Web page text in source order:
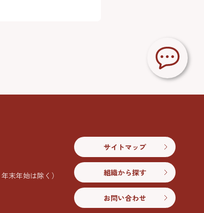
末年始は除く）
サイトマップ
組織から探す
お問い合わせ